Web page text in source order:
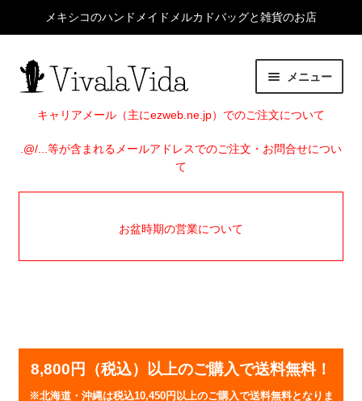
メキシコのハンドメイドメルカドバッグと雑貨のお店
ナ
ビ
シ
ン
コ
ン
ツ
ス
メニュー
HOME
ITEMS
サ
メ
キャリアメール（主にezweb.ne.jp）でのご注文について
.@/...等が含まれるメールアドレスでのご注文・お問合せについ
て
お盆時期の営業について
8,800円（税込）以上のご購入で送料無料！
※北海道・沖縄は税込10,450円以上のご購入で送料無料となりま